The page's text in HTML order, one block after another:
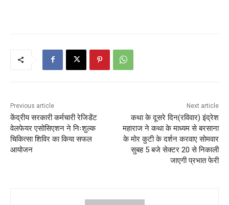
Previous article
केंद्रीय सरकारी कर्मचारी रेजिडेंट
वेलफेयर एसोसिएशन ने निःशुल्क
चिकित्सा शिविर का किया सफल
आयोजन
Next article
कथा के दूसरे दिन(रविवार) इंद्रेश
महाराज ने कथा के माध्यम से बरसाना
के मोर कुटी के दर्शन करवाए सोमवार
सुबह 5 बजे सेक्टर 20 से निकाली
जाएगी प्रभात फेरी